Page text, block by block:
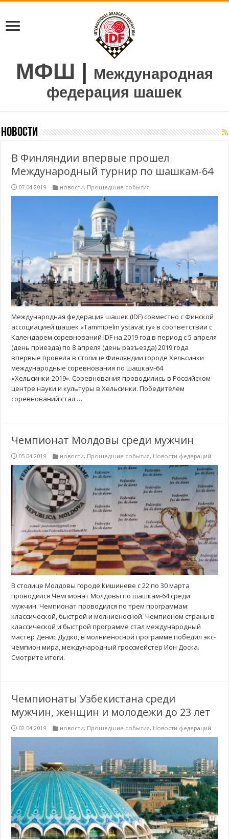
МФШ | Международная
федерация шашек
новости
В Финляндии впервые прошел
Международный турнир по шашкам-64
07.04.2019 новости, Прошедшие события
Международная федерация шашек (IDF) совместно с Финской
ассоциацией шашек «Tammipelin ystävät ry» в соответствии с
Календарем соревнований IDF на 2019 год в период с 5 апреля
(день приезда) по 8 апреля (день разъезда) 2019 года
впервые провела в столице Финляндии городе Хельсинки
международные соревнования по шашкам-64
«Хельсинки-2019». Соревнования проводились в Российском
центре науки и культуры в Хельсинки. Победителем
соревнований стал …
Чемпионат Молдовы среди мужчин
05.04.2019 новости, Прошедшие события, Новости федераций
В столице Молдовы городе Кишиневе с 22 по 30 марта
проводился Чемпионат Молдовы по шашкам-64 среди
мужчин. Чемпионат проводился по трем программам:
классической, быстрой и молниеносной. Чемпионом страны в
классической и быстрой программе стал международный
мастер Денис Дудко, в молниеносной программе победил экс-
чемпион мира, международный гроссмейстер Ион Доска.
Смотрите итоги.
Чемпионаты Узбекистана среди
мужчин, женщин и молодежи до 23 лет
02.04.2019 новости, Прошедшие события, Новости федераций